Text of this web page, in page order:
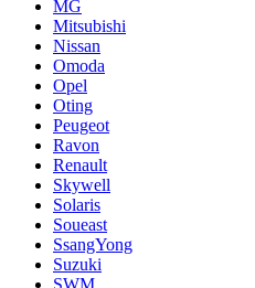
MG
Mitsubishi
Nissan
Omoda
Opel
Oting
Peugeot
Ravon
Renault
Skywell
Solaris
Soueast
SsangYong
Suzuki
SWM